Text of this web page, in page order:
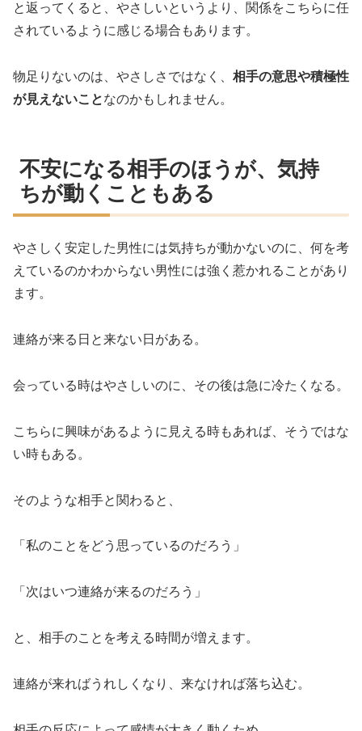
と返ってくると、やさしいというより、関係をこちらに任
されているように感じる場合もあります。
物足りないのは、やさしさではなく、 相手の意思や積極性
が見えないことなのかもしれません。
不安になる相手のほうが、気持
ちが動くこともある
やさしく安定した男性には気持ちが動かないのに、何を考
えているのかわからない男性には強く惹かれることがあり
ます。
連絡が来る日と来ない日がある。
会っている時はやさしいのに、その後は急に冷たくなる。
こちらに興味があるように見える時もあれば、そうではな
い時もある。
そのような相手と関わると、
「私のことをどう思っているのだろう」
「次はいつ連絡が来るのだろう」
と、相手のことを考える時間が増えます。
連絡が来ればうれしくなり、来なければ落ち込む。